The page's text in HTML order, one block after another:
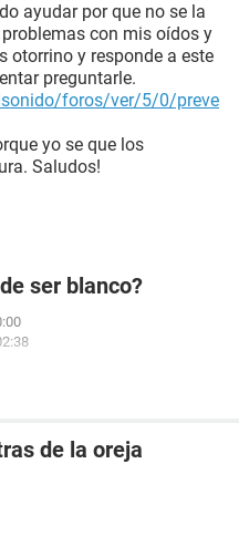
ayudar por que no se la
con mis oídos y
otorrino y responde a este
preguntarle.
foros/ver/5/0/preve
yo se que los
Saludos!
ser blanco?
de la oreja